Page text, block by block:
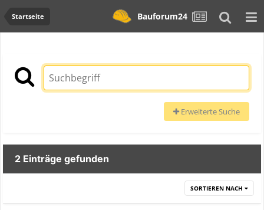
Startseite Bauforum24
Erweiterte Suche
2 Einträge gefunden
SORTIEREN NACH